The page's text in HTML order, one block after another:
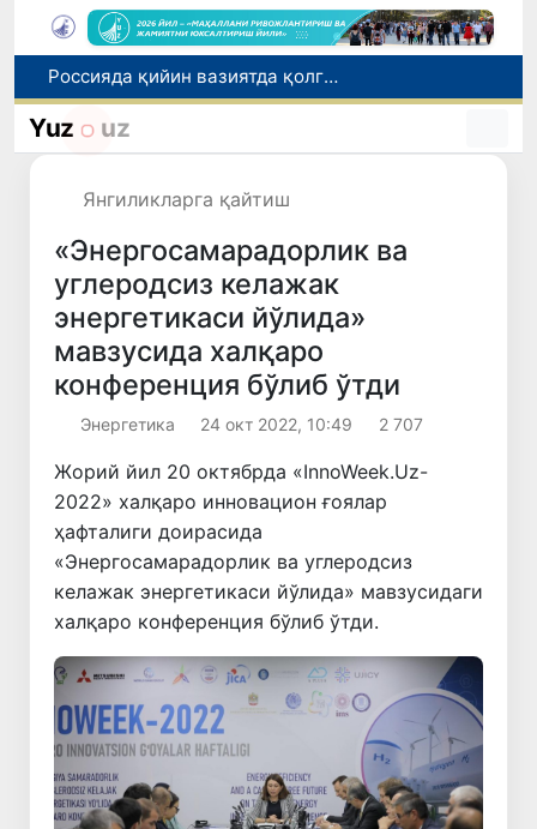
Россияда қийин вазиятда қолган юзлаб ўзбекистонликлар ортга қайтарилди
2030 йилгача хавфли чиқиндиларни қайта ишлаш даражаси 20 фоизга етказилади
Yuz uz
Янгиликларга қайтиш
«Энергосамарадорлик ва
углеродсиз келажак
энергетикаси йўлида»
мавзусида халқаро
конференция бўлиб ўтди
Энергетика 24 окт 2022, 10:49 2 707
Жорий йил 20 октябрда «InnoWeek.Uz-
2022» халқаро инновацион ғоялар
ҳафталиги доирасида
«Энергосамарадорлик ва углеродсиз
келажак энергетикаси йўлида» мавзусидаги
халқаро конференция бўлиб ўтди.